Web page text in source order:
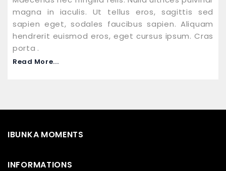
magna in iaculis. Ut tellus eros, sagittis sed
sapien eget, sodales faucibus sapien. Aliquam
hendrerit euismod eros, eget cursus ipsum. Cras
porta .
Read More...
IBUNKA MOMENTS
INFORMATIONS